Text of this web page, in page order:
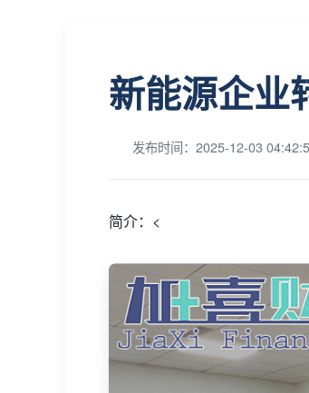
新能源企业
发布时间：2025-12-03
简介：<